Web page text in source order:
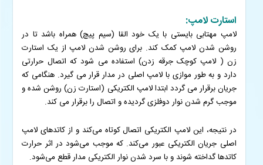
استارت لامپ:
لامپ مهتابی بایستی با یک خود القا (سیم پیچ) همراه باشد تا در
روشن شدن لامپ کمک کند. برای روشن شدن لامپ از یک استارت
زن ( لامپ کوچک جرقه زدن) استفاده می شود که اتصال حرارتی
دارد و به طور موازی با لامپ اصلی در مدار قرار می گیرد. هنگامی که
جریان برقرار می گردد ابتدا لامپ الکتریکی (استارت زن) روشن شده و
موجب گرم شدن نوار دوفلزی گردیده و اتصال را برقرار می کند.
در نتیجه، این لامپ الکتریکی اتصال کوتاه می‌کند و از کاتدهای لامپ
اصلی جریان الکتریکی عبور می‌کند. که موجب می‌شود در اثر حرارت
کاتدها گداخته شوند و با سرد شدن نوار الکتریکی مدار قطع می‌شود.